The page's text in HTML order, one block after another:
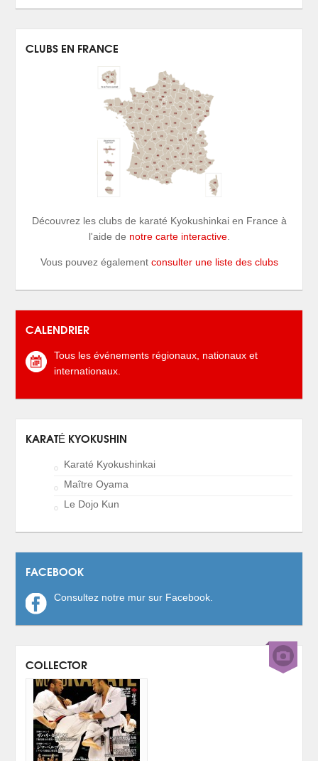
CLUBS EN FRANCE
Découvrez les clubs de karaté Kyokushinkai en France à
l'aide de notre carte interactive.
Vous pouvez également consulter une liste des clubs
CALENDRIER
Tous les événements régionaux, nationaux et
internationaux.
KARATÉ KYOKUSHIN
Karaté Kyokushinkai
Maître Oyama
Le Dojo Kun
FACEBOOK
Consultez notre mur sur Facebook.
COLLECTOR